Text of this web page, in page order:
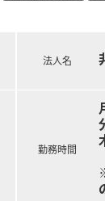
法人名
勤務時間